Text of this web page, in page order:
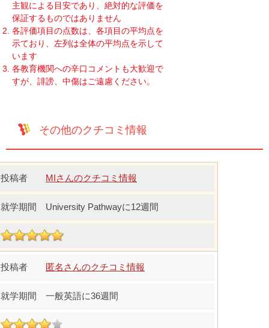
主観による目安であり、絶対的な評価を
保証するものではありません
各評価項目の点数は、各項目の平均点を
示ており、左列は全体の平均点を示して
います
各教育機関への辛口コメントも大歓迎で
すが、誹謗、中傷はご遠慮ください。
その他のクチコミ情報
MIさんのクチコミ情報
University Pathwayに12週間
匿名さんのクチコミ情報
一般英語に36週間